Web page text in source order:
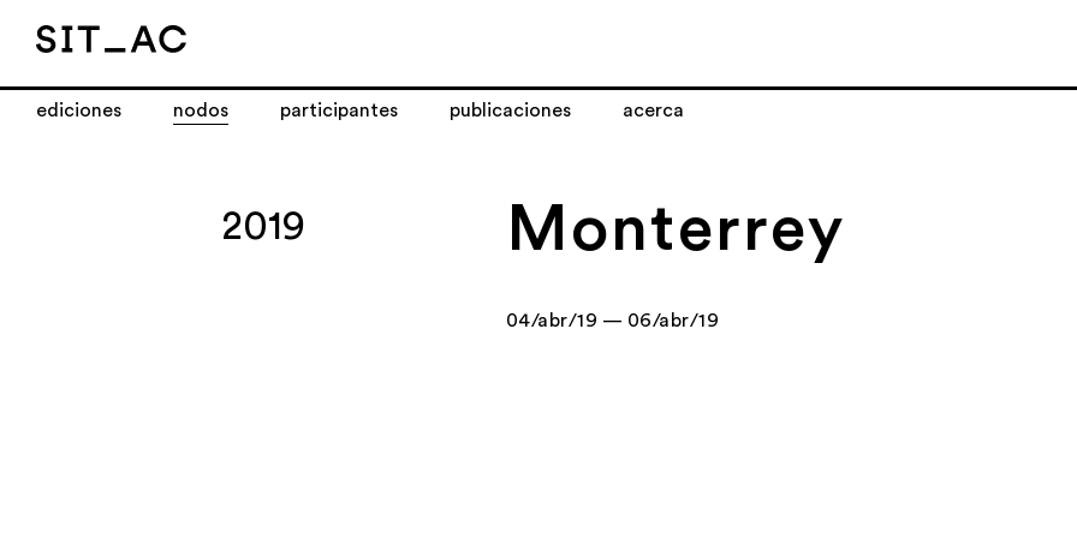
ediciones nodos participantes publicaciones acerca
2019 Monterrey
04/abr/19 — 06/abr/19